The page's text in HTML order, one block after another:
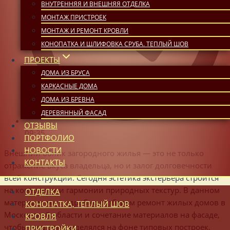
ВНУТРЕННЯЯ И ВНЕШНЯЯ ОТДЕЛКА
МОНТАЖ ПРИСТРОЕК
МОНТАЖ И РЕМОНТ КРОВЛИ
КОНОПАТКА И ШЛИФОВКА СРУБА. ТЕПЛЫЙ ШОВ
ПРОЕКТЫ
ДОМА ИЗ БРУСА
КАРКАСНЫЕ ДОМА
ДОМА ИЗ БРЕВНА
ДЕРЕВЯННЫЙ ФАСАД
ОТЗЫВЫ
ПОРТФОЛИО
НОВОСТИ
КОНТАКТЫ
ОТДЕЛКА
КОНОПАТКА, ТЕПЛЫЙ ШОВ
КРОВЛЯ
09:35
Внешний облик загородного жилья — это не только
отражение вкуса владельца, но и залог долговечности
всей конструкции. Сегодня эстетика экстерьера строится
на контрастах и гармонии природных текстур. В данном
материале мы подробно разберем ремонт жилых домов в
Московской области и сочетание материалов на фасаде,
чтобы ваш дом выделялся на фоне типовых построек.